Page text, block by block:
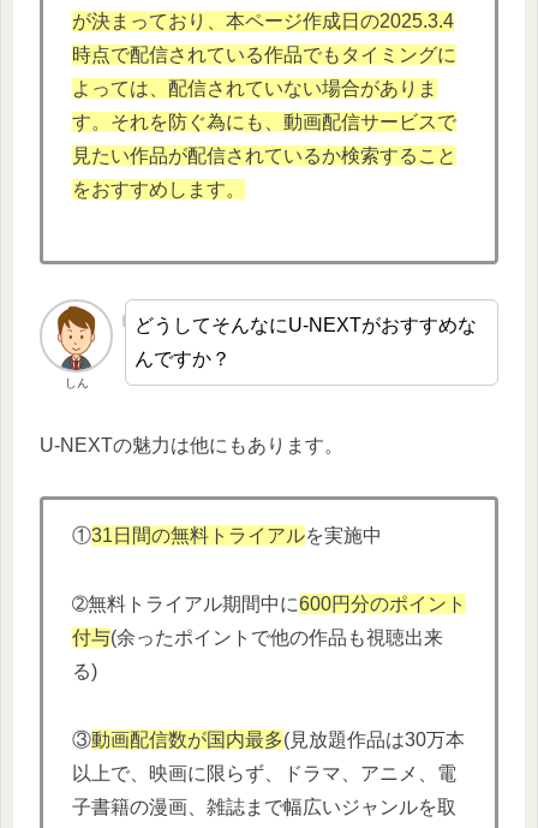
が決まっており、本ページ作成日の2025.3.4
時点で配信されている作品でもタイミングに
よっては、配信されていない場合がありま
す。それを防ぐ為にも、動画配信サービスで
見たい作品が配信されているか検索すること
をおすすめします。
しん
どうしてそんなにU-NEXTがおすすめな
んですか？
U-NEXTの魅力は他にもあります。
①31日間の無料トライアルを実施中
➁無料トライアル期間中に600円分のポイント
付与(余ったポイントで他の作品も視聴出来
る)
③動画配信数が国内最多(見放題作品は30万本
以上で、映画に限らず、ドラマ、アニメ、電
子書籍の漫画、雑誌まで幅広いジャンルを取